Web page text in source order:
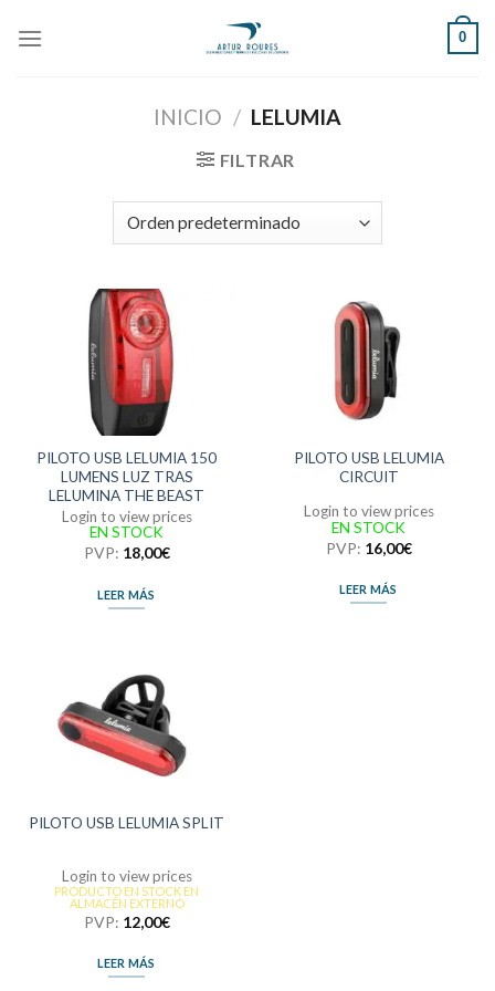
0
INICIO / LELUMIA
FILTRAR
PILOTO USB LELUMIA 150
LUMENS LUZ TRAS
LELUMINA THE BEAST
Login to view prices
EN STOCK
PVP: 18,00€
LEER MÁS
PILOTO USB LELUMIA
CIRCUIT
Login to view prices
EN STOCK
PVP: 16,00€
LEER MÁS
PILOTO USB LELUMIA SPLIT
Login to view prices
PRODUCTO EN STOCK EN
ALMACÉN EXTERNO
PVP: 12,00€
LEER MÁS